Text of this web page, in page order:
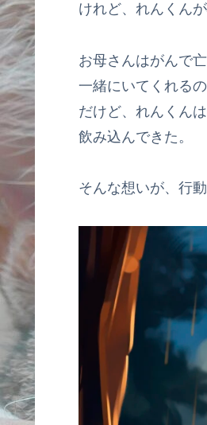
けれど、れんくん
お母さんはがんで
一緒にいてくれる
だけど、れんくん
飲み込んできた。
そんな想いが、行